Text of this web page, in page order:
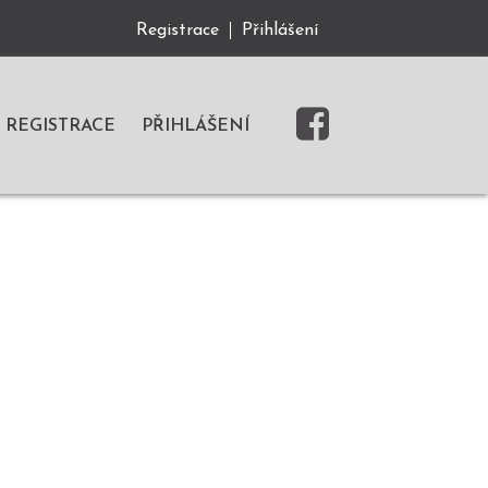
Registrace Přihlášení
REGISTRACE PŘIHLÁŠENÍ